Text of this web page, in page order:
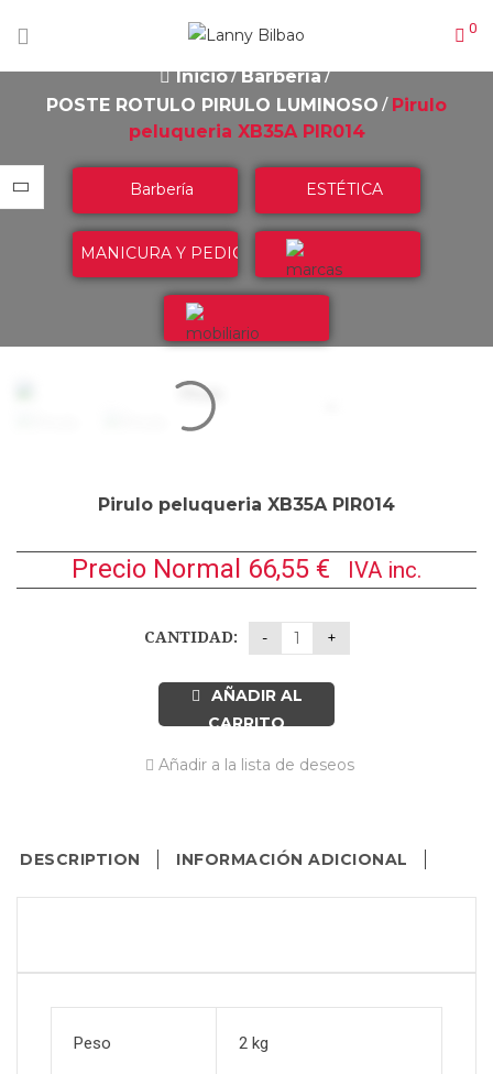
0
Inicio
Barbería
POSTE ROTULO PIRULO LUMINOSO
Pirulo
peluqueria XB35A PIR014
Barbería ESTÉTICA
MANICURA Y PEDICURA
Mobiliario
Pirulo peluqueria XB35A PIR014
Precio Normal 66,55 € IVA inc.
CANTIDAD:
AÑADIR AL
CARRITO
Añadir a la lista de deseos
DESCRIPTION INFORMACIÓN ADICIONAL
Peso 2 kg